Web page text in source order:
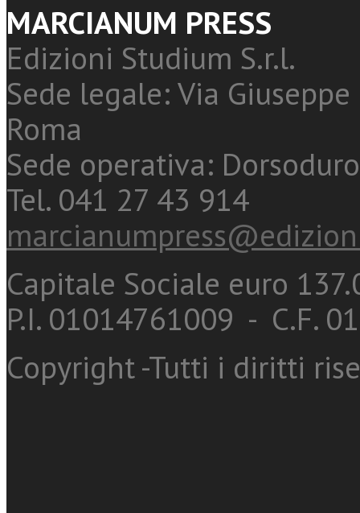
MARCIANUM PRESS
Edizioni Studium S.r.l.
Sede legale: Via
Roma
Sede operativa:
Tel. 041 27 43 914
Capitale Sociale euro
P.I. 01014761009 - C.F.
Copyright -Tutti i diritti